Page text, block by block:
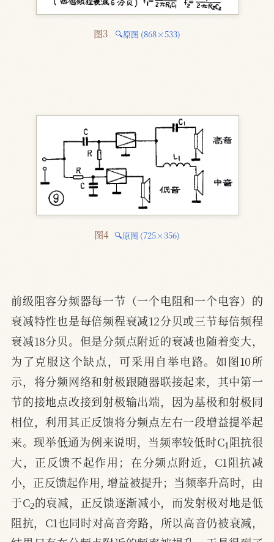
图3 🔍原图 (868×533)
图4 🔍原图 (725×356)
前级阻容分频器每一节（一个电阻和一个电容）的
衰减特性也是每倍频程衰减12分贝或三节每倍频程
衰减18分贝。但是分频点附近的衰减也随着变大，
为了克服这个缺点，可采用自举电路。如图10所
示，将分频网络和射极跟随器联接起来，其中第一
节的接地点改接到射极输出端，因为基极和射极同
相位，利用其正反馈将分频点左右一段增益提举起
来。现举低通为例来说明，当频率较低时C1阻抗很
大，正反馈不起作用；在分频点附近，C1阻抗减
小，正反馈起作用, 增益被提升；当频率升高时，由
于C 2的衰减，正反馈逐渐减小，而发射极对地是低
阻抗，C1也同时对高音旁路，所以高音仍被衰减，